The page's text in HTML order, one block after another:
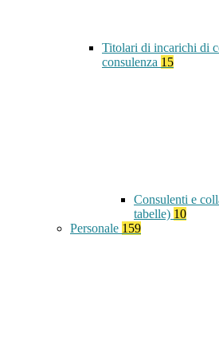
Titolari di incarichi di
consulenza 15
Consulenti e
tabelle) 10
Personale 159